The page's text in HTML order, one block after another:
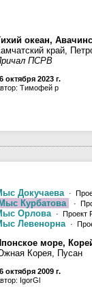
океан,
край,
ПСРВ
октября 2023 г.
Тимофей р
Докучаева ·
Мыс Курбатова ·
Орлова · Проект
Левенорна ·
море,
Корея, Пусан
октября 2009 г.
IgorGl